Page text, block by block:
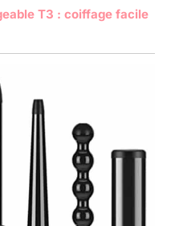
T3 : coiffage facile